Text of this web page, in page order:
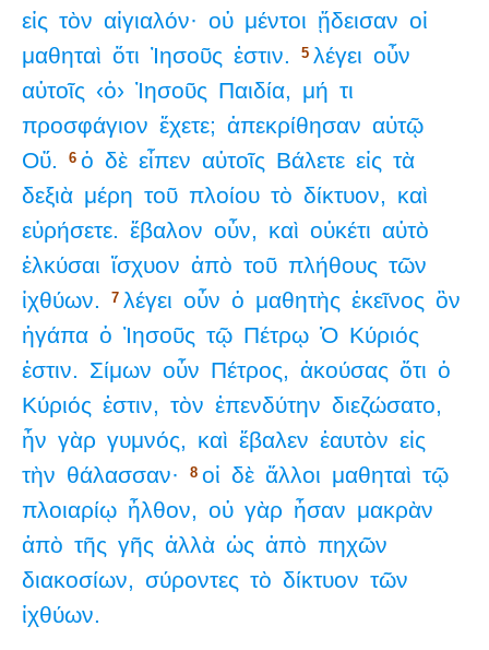
εἰς τὸν αἰγιαλόν· οὐ μέντοι ᾔδεισαν οἱ
μαθηταὶ ὅτι Ἰησοῦς ἐστιν. 5 λέγει οὖν
αὐτοῖς ‹ὁ› Ἰησοῦς Παιδία, μή τι
προσφάγιον ἔχετε; ἀπεκρίθησαν αὐτῷ
Οὔ.
6 ὁ δὲ εἶπεν αὐτοῖς Βάλετε εἰς τὰ
δεξιὰ μέρη τοῦ πλοίου τὸ δίκτυον, καὶ
εὑρήσετε. ἔβαλον οὖν, καὶ οὐκέτι αὐτὸ
ἑλκύσαι ἴσχυον ἀπὸ τοῦ πλήθους τῶν
ἰχθύων.
7 λέγει οὖν ὁ μαθητὴς ἐκεῖνος ὃν
ἠγάπα ὁ Ἰησοῦς τῷ Πέτρῳ Ὁ Κύριός
ἐστιν. Σίμων οὖν Πέτρος, ἀκούσας ὅτι ὁ
Κύριός ἐστιν, τὸν ἐπενδύτην διεζώσατο,
ἦν γὰρ γυμνός, καὶ ἔβαλεν ἑαυτὸν εἰς
τὴν θάλασσαν· 8 οἱ δὲ ἄλλοι μαθηταὶ τῷ
πλοιαρίῳ ἦλθον, οὐ γὰρ ἦσαν μακρὰν
ἀπὸ τῆς γῆς ἀλλὰ ὡς ἀπὸ πηχῶν
διακοσίων, σύροντες τὸ δίκτυον τῶν
ἰχθύων.